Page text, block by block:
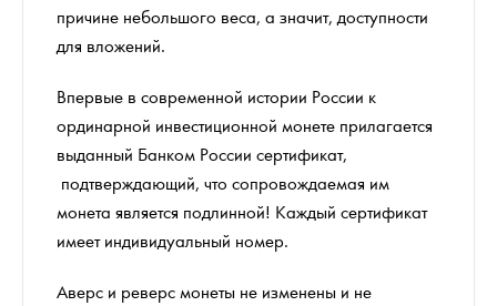
причине небольшого веса, а значит, доступности
для вложений.
Впервые в современной истории России к
ординарной инвестиционной монете прилагается
выданный Банком России сертификат,
подтверждающий, что сопровождаемая им
монета является подлинной! Каждый сертификат
имеет индивидуальный номер.
Аверс и реверс монеты не изменены и не